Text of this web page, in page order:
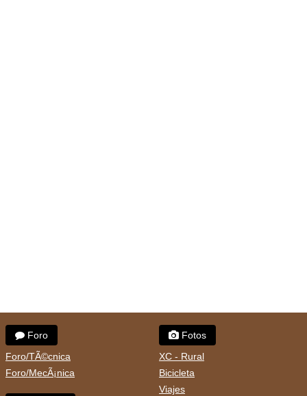
Foro
Foro/TÃ©cnica
Foro/MecÃ¡nica
Fotos
XC - Rural
Bicicleta
Viajes